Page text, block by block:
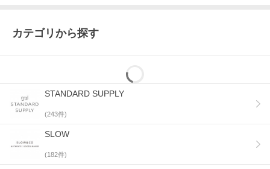
容量設計ながらスリムなデザインで、上品で大人らしい雰囲気
カテゴリから探す
STANDARD SUPPLY
(243件)
SLOW
(182件)